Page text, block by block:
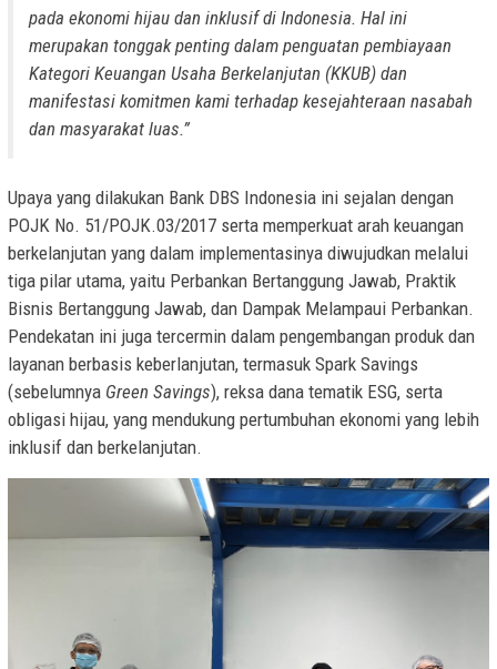
pada ekonomi hijau dan inklusif di Indonesia. Hal ini
merupakan tonggak penting dalam penguatan pembiayaan
Kategori Keuangan Usaha Berkelanjutan (KKUB) dan
manifestasi komitmen kami terhadap kesejahteraan nasabah
dan masyarakat luas.”
Upaya yang dilakukan Bank DBS Indonesia ini sejalan dengan
POJK No. 51/POJK.03/2017 serta memperkuat arah keuangan
berkelanjutan yang dalam implementasinya diwujudkan melalui
tiga pilar utama, yaitu Perbankan Bertanggung Jawab, Praktik
Bisnis Bertanggung Jawab, dan Dampak Melampaui Perbankan.
Pendekatan ini juga tercermin dalam pengembangan produk dan
layanan berbasis keberlanjutan, termasuk Spark Savings
(sebelumnya Green Savings), reksa dana tematik ESG, serta
obligasi hijau, yang mendukung pertumbuhan ekonomi yang lebih
inklusif dan berkelanjutan.